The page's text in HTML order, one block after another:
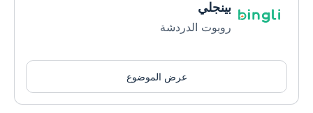
بينجلي
روبوت الدردشة
عرض الموضوع